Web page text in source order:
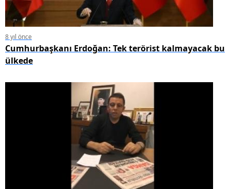
8 yıl önce
Cumhurbaşkanı Erdoğan: Tek terörist kalmayacak bu
ülkede